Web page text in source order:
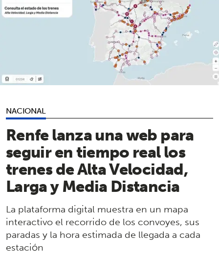
NACIONAL
Renfe lanza una web para
seguir en tiempo real los
trenes de Alta Velocidad,
Larga y Media Distancia
La plataforma digital muestra en un mapa
interactivo el recorrido de los convoyes, sus
paradas y la hora estimada de llegada a cada
estación